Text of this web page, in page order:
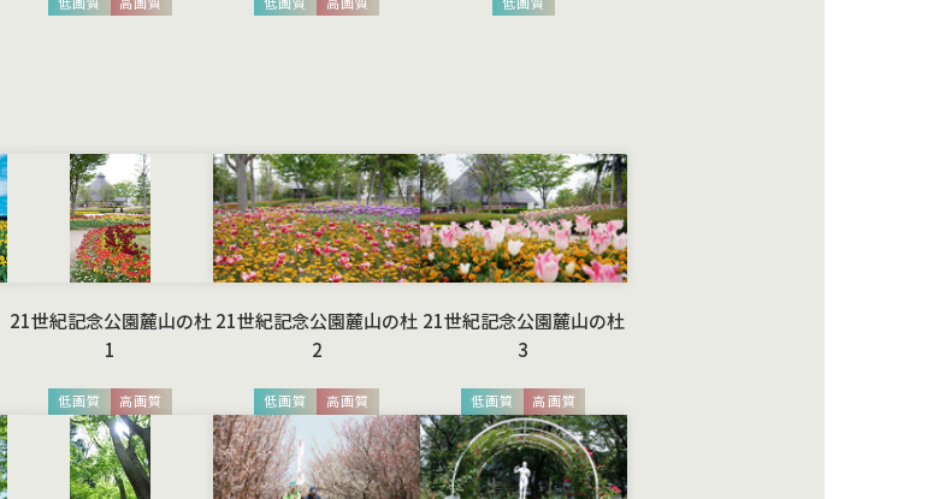
21世紀記念公園麓山の杜
1
低画質 高画質
21世紀記念公園麓山の杜
2
低画質 高画質
21世紀記念公園麓山の杜
3
低画質 高画質